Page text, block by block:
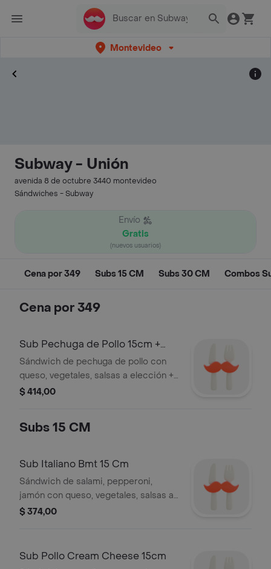
Montevideo
Subway - Unión
avenida 8 de octubre 3440 montevideo
Sándwiches - Subway
Envío
Gratis
(nuevos usuarios)
Cena por 349 Subs 15 CM Subs 30 CM Combos
Cena por 349
Sub Pechuga de Pollo 15cm +
Cookie
Sándwich de pechuga de pollo con
queso, vegetales, salsas a elección +
cookie
$ 414,00
Subs 15 CM
Sub Italiano Bmt 15 Cm
Sándwich de salami, pepperoni,
jamón con queso, vegetales, salsas a
eleccion.
$ 374,00
Sub Pollo Cream Cheese 15cm